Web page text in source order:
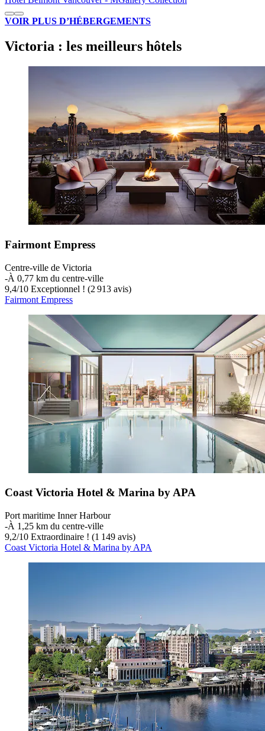
VOIR PLUS D’HÉBERGEMENTS
Victoria : les meilleurs hôtels
Fairmont Empress
Centre-ville de Victoria
‐À 0,77 km du centre-ville
9,4/10 Exceptionnel ! (2 913 avis)
Fairmont Empress
Coast Victoria Hotel & Marina by APA
Port maritime Inner Harbour
‐À 1,25 km du centre-ville
9,2/10 Extraordinaire ! (1 149 avis)
Coast Victoria Hotel & Marina by APA